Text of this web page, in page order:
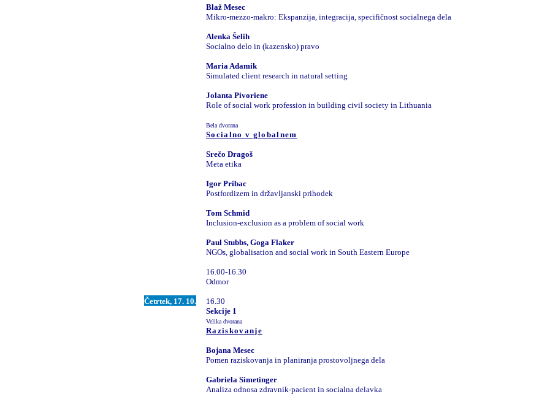
Blaž Mesec
Mikro-mezzo-makro: Ekspanzija, integracija, specifičnost socialnega dela
Alenka Šelih
Socialno delo in (kazensko) pravo
Maria Adamik
Simulated client research in natural setting
Jolanta Pivoriene
Role of social work profession in building civil society in Lithuania
Bela dvorana
Socialno v globalnem
Srečo Dragoš
Meta etika
Igor Pribac
Postfordizem in državljanski prihodek
Tom Schmid
Inclusion-exclusion as a problem of social work
Paul Stubbs, Goga Flaker
NGOs, globalisation and social work in South Eastern Europe
16.00-16.30
Odmor
Četrtek, 17. 10.
16.30
Sekcije 1
Velika dvorana
Raziskovanje
Bojana Mesec
Pomen raziskovanja in planiranja prostovoljnega dela
Gabriela Simetinger
Analiza odnosa zdravnik-pacient in socialna delavka